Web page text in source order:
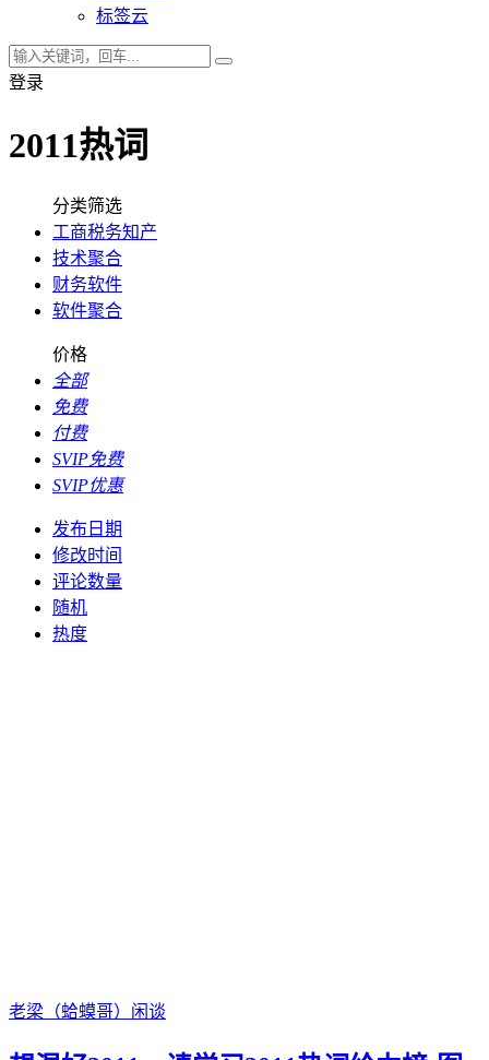
标签云
登录
2011热词
分类筛选
工商税务知产
技术聚合
财务软件
软件聚合
价格
全部
免费
付费
SVIP免费
SVIP优惠
发布日期
修改时间
评论数量
随机
热度
老梁（蛤蟆哥） 闲谈